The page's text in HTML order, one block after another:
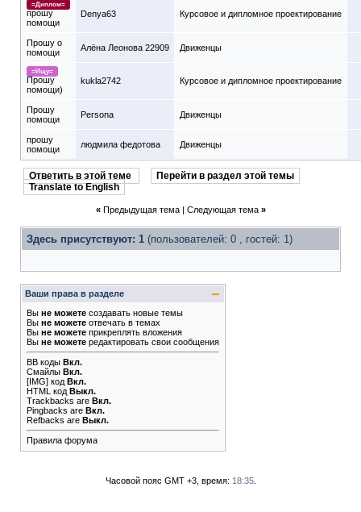
=Диплом=
прошу
помощи
Denya63 Курсовое и дипломное проектирование
Прошу о
помощи
Алёна Леонова 22909 Движенцы
=Ищу=
Прошу
помощи)
kukla2742 Курсовое и дипломное проектирование
Прошу
помощи
Persona Движенцы
прошу
помощи
людмила федотова Движенцы
Ответить в этой теме
Перейти в раздел этой темы
Translate to English
« Предыдущая тема| Следующая тема »
Здесь присутствуют: 1 (пользователей: 0 , гостей: 1)
Ваши права в разделе
Вы не можете создавать новые темы
Вы не можете отвечать в темах
Вы не можете прикреплять вложения
Вы не можете редактировать свои сообщения
BB коды Вкл.
Смайлы Вкл.
[IMG] код Вкл.
HTML код Выкл.
Trackbacks are Вкл.
Pingbacks are Вкл.
Refbacks are Выкл.
Правила форума
Часовой пояс GMT +3, время: 18:35.